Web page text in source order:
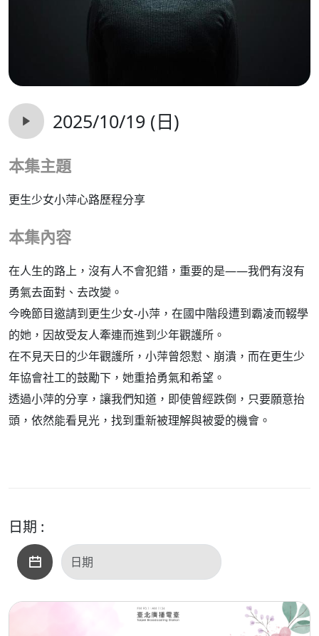
2025/10/19 (日)
本集主題
更生少女小萍心路歷程分享
本集內容
在人生的路上，沒有人不會犯錯，重要的是——我們有沒有
勇氣去面對、去改變。
今晚節目邀請到更生少女-小萍，在國中階段遭到霸凌而輟學
的她，因故受友人牽連而進到少年觀護所。
在不見天日的少年觀護所，小萍曾怨懟、崩潰，而在更生少
年協會社工的鼓勵下，她重拾勇氣和希望。
透過小萍的分享，讓我們知道，即使曾經跌倒，只要願意抬
頭，依然能看見光，找到重新被理解與被愛的機會。
日期 :